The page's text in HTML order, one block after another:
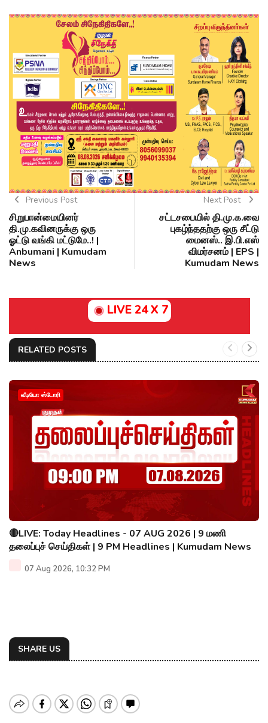
Previous Post
சிறுபான்மையினர்
தி.மு.கவினருக்கு ஒரு
ஓட்டு வங்கி மட்டுமே..! |
Anbumani | Kumudam
News
Next Post
சட்டசபையில் தி.மு.க.வை
புகழ்ந்ததற்கு ஒரு சீட்டு
மைனஸ்.. இ.பி.எஸ்
விமர்சனம் | EPS |
Kumudam News
LIVE 24 X 7
RELATED POSTS
வீடியோ ஸ்டோரி
🔴LIVE: Today Headlines - 07 AUG 2026 | 9 மணி
தலைப்புச் செய்திகள் | 9 PM Headlines | Kumudam News
07 Aug 2026, 10:32 PM
SHARE US